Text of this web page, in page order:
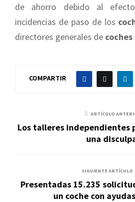
de ahorro debido al
incidencias de paso de los
directores generales de coches
COMPARTIR
ARTÍCULO
Los talleres independientes
una
SIGUIENTE ARTÍCULO
Presentadas 15.235
un coche con